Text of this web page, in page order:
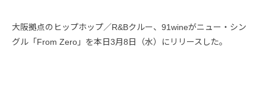
大阪拠点のヒップホップ／R&Bクルー、91wineがニュー・シン
グル「From Zero」を本日3月8日（水）にリリースした。